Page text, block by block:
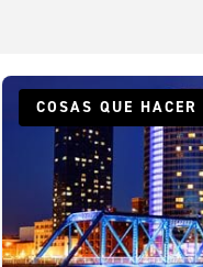
COSAS QUE HACER